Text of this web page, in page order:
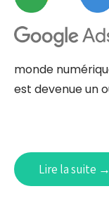
monde
est devenue un
Lire la suite →